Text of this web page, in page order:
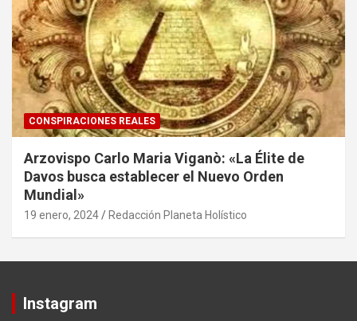
CONSPIRACIONES REALES
Arzovispo Carlo Maria Viganò: «La Élite de
Davos busca establecer el Nuevo Orden
Mundial»
19 enero, 2024 Redacción Planeta Holístico
Instagram